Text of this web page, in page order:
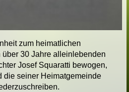
zum heimatlichen
30 Jahre alleinlebenden
Josef Squaratti bewogen,
die seiner Heimatgemeinde